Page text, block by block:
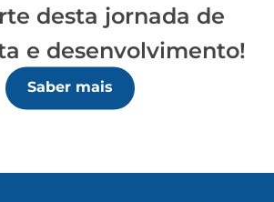
Enviar
desta jornada de
e desenvolvimento!
Saber mais